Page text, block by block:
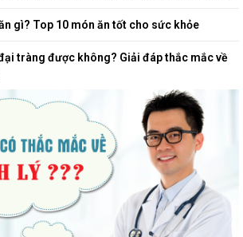
gì? Top 10 món ăn tốt cho sức khỏe
tràng được không? Giải đáp thắc mắc về